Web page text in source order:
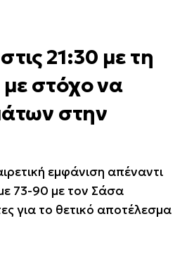
21:30 με τη
στόχο να
στην
εμφάνιση απέναντι
73-90 με τον Σάσα
για το θετικό αποτέλεσμα